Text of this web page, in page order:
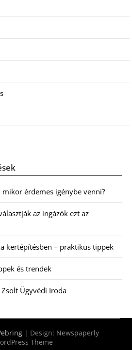
mikor érdemes igénybe venni?
az ingázók ezt az
kertépítésben – praktikus tippek
és trendek
Ügyvédi Iroda
| Design: Newspaperly
Theme